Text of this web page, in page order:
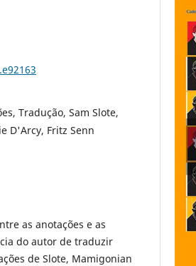
Tradução, Sam Slote,
D'Arcy, Fritz Senn
as anotações e as
do autor de traduzir
de Slote, Mamigonian